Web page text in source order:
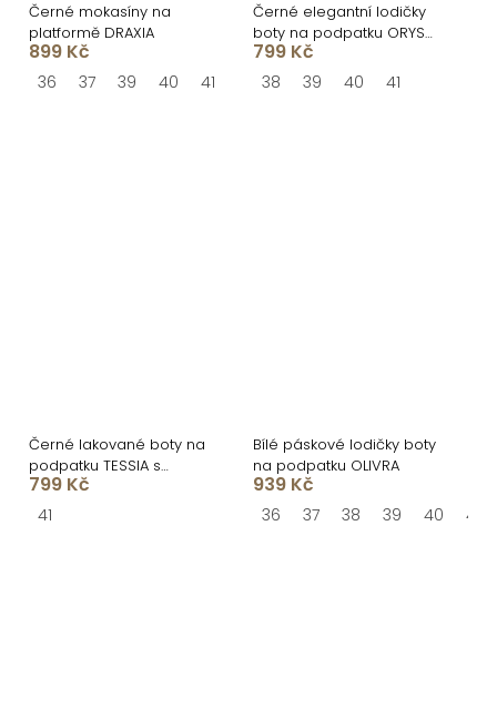
Černé mokasíny na
platformě DRAXIA
899 Kč
36 37 39 40 41
Černé elegantní lodičky
boty na podpatku ORYSS
s otevřenou špičkou
799 Kč
38 39 40 41
Černé lakované boty na
podpatku TESSIA s
otevřenou špičkou
799 Kč
41
Bílé páskové lodičky boty
na podpatku OLIVRA
939 Kč
36 37 38 39 40 41